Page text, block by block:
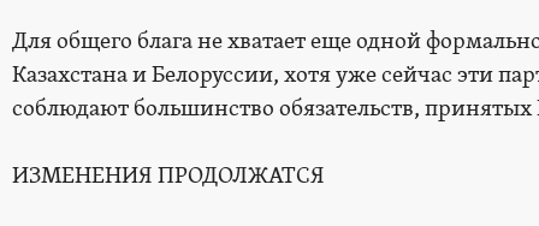
Для общего блага не хватает еще одной
Казахстана и Белоруссии, хотя уже сейчас эти
соблюдают большинство обязательств, принятых
ИЗМЕНЕНИЯ ПРОДОЛЖАТСЯ